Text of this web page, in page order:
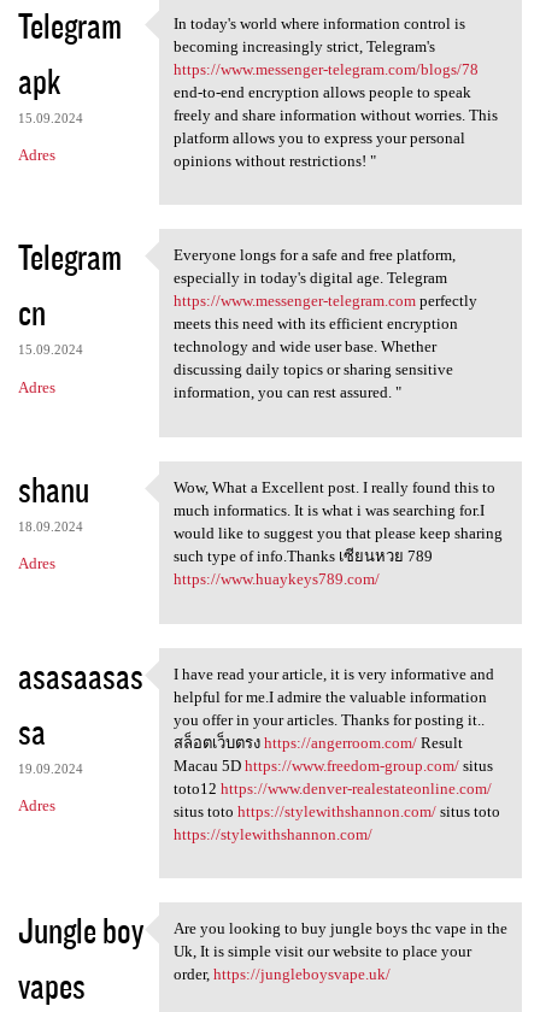
Telegram
apk
15.09.2024
Adres
In today's world where
In today's world where information control is
becoming increasingly strict, Telegram's
https://www.messenger-telegram.com/blogs/78
end-to-end encryption allows people to speak
freely and share information without worries. This
platform allows you to express your personal
opinions without restrictions! "
Telegram
cn
15.09.2024
Adres
Everyone longs for a safe and
Everyone longs for a safe and free platform,
especially in today's digital age. Telegram
https://www.messenger-telegram.comperfectly
meets this need with its efficient encryption
technology and wide user base. Whether
discussing daily topics or sharing sensitive
information, you can rest assured. "
shanu
18.09.2024
Adres
Wow, What a Excellent post. I
Wow, What a Excellent post. I really found this to
much informatics. It is what i was searching for.I
would like to suggest you that please keep sharing
such type of info.Thanks เซียนหวย 789
https://www.huaykeys789.com/
asasaasas
sa
19.09.2024
Adres
I have read your article, it
I have read your article, it is very informative and
helpful for me.I admire the valuable information
you offer in your articles. Thanks for posting it..
สล็อตเว็บตรง https://angerroom.com/Result
Macau 5D https://www.freedom-group.com/situs
toto12 https://www.denver-realestateonline.com/
situs toto https://stylewithshannon.com/situs toto
https://stylewithshannon.com/
Jungle boy
vapes
Are you looking to buy jungle
Are you looking to buy jungle boys thc vape in the
Uk, It is simple visit our website to place your
order, https://jungleboysvape.uk/